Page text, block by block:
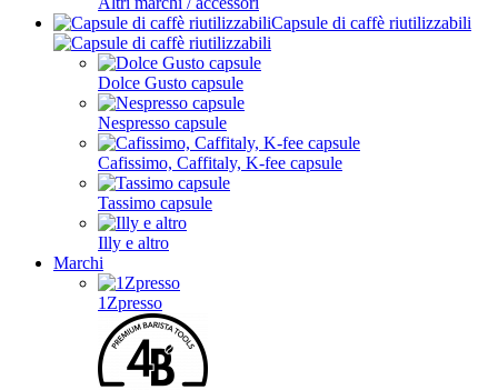
Capsule di caffè riutilizzabili
Dolce Gusto capsule
Nespresso capsule
Cafissimo, Caffitaly, K-fee capsule
Tassimo capsule
Illy e altro
Marchi
1Zpresso